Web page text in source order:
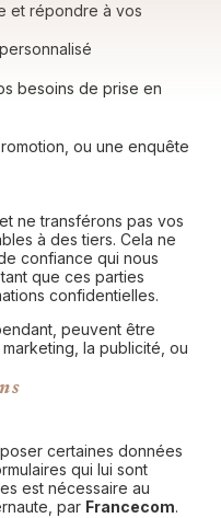
et répondre à vos
besoins de prise en
ou une enquête
ne transférons pas vos
à des tiers. Cela ne
confiance qui nous
que ces parties
confidentielles.
peuvent être
la publicité, ou
certaines données
qui lui sont
est nécessaire au
par Francecom.